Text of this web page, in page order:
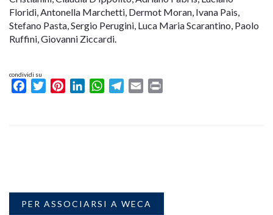
Floridi, Antonella Marchetti, Dermot Moran, Ivana Pais,
Stefano Pasta, Sergio Perugini, Luca Maria Scarantino, Paolo
Ruffini, Giovanni Ziccardi.
condividi su
FacebookTwitterPinterestLinkedInWhatsAppTelegram
Email
PER ASSOCIARSI A WECA